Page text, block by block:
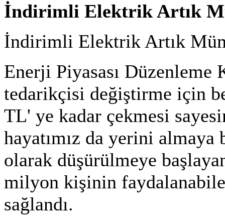
İndirimli Elektrik Artık
İndirimli Elektrik Artık
Enerji Piyasası
tedarikçisi değiştirme için
TL' ye kadar çekmesi
hayatımız da yerini almaya
olarak düşürülmeye
milyon kişinin
sağlandı.